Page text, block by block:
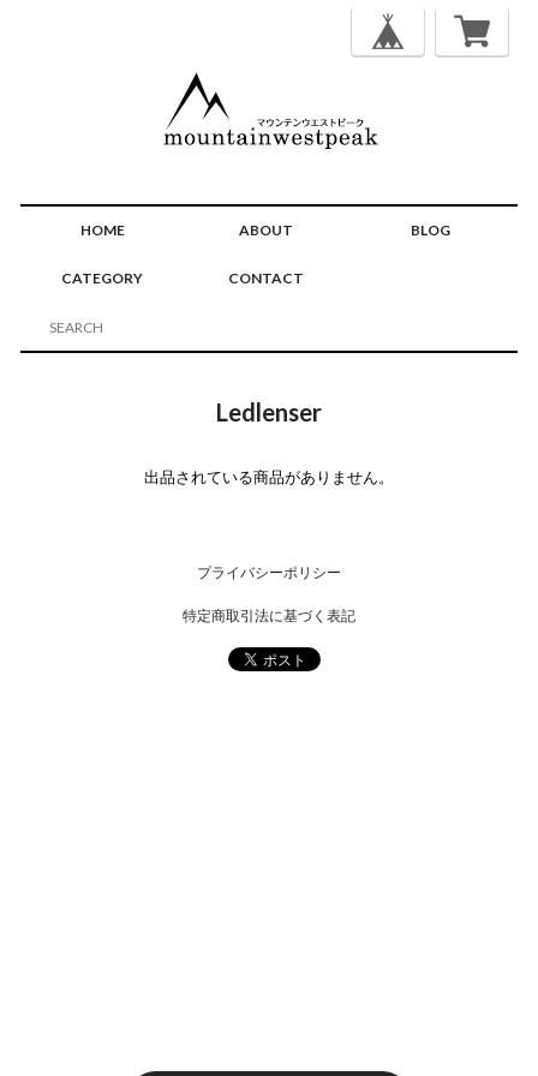
HOME ABOUT BLOG
CATEGORY CONTACT
Ledlenser
出品されている商品がありません。
プライバシーポリシー
特定商取引法に基づく表記